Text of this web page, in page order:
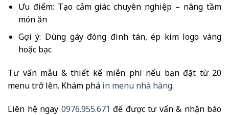
Ưu điểm: Tạo cảm giác chuyên nghiệp – nâng tầm
món ăn
Gợi ý: Dùng gáy đóng đinh tán, ép kim logo vàng
hoặc bạc
Tư vấn mẫu & thiết kế miễn phí nếu bạn đặt từ 20
menu trở lên. Khám phá in menu nhà hàng.
Liên hệ ngay 0976.955.671 để được tư vấn & nhận báo